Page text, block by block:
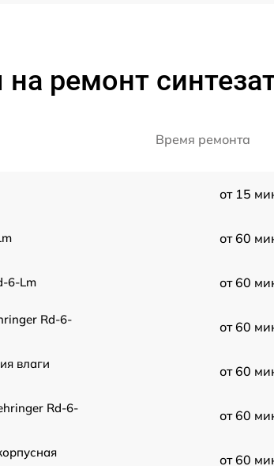
ремонт
Время ремонта
от 15
от 60
6-Lm от 60
Rd-6-
от 60
влаги
от 60
Rd-6-
от 60
от 60